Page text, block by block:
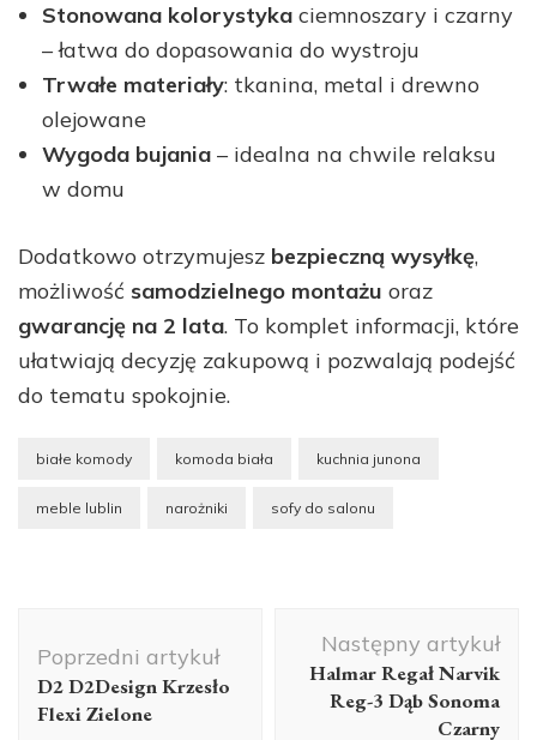
Stonowana kolorystyka ciemnoszary i czarny
– łatwa do dopasowania do wystroju
Trwałe materiały: tkanina, metal i drewno
olejowane
Wygoda bujania – idealna na chwile relaksu
w domu
Dodatkowo otrzymujesz bezpieczną wysyłkę,
możliwość samodzielnego montażu oraz
gwarancję na 2 lata. To komplet informacji, które
ułatwiają decyzję zakupową i pozwalają podejść
do tematu spokojnie.
białe komody komoda biała kuchnia junona
meble lublin narożniki sofy do salonu
wpisu
Poprzedni artykuł
D2 D2Design Krzesło
Flexi Zielone
Następny artykuł
Halmar Regał Narvik
Reg-3 Dąb Sonoma
Czarny